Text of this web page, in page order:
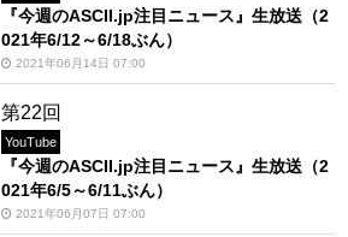
『今週のASCII.jp注目ニュース』生放送（2
021年6/12～6/18ぶん）
2021年06月14日 07:00
第22回
YouTube
『今週のASCII.jp注目ニュース』生放送（2
021年6/5～6/11ぶん）
2021年06月07日 07:00